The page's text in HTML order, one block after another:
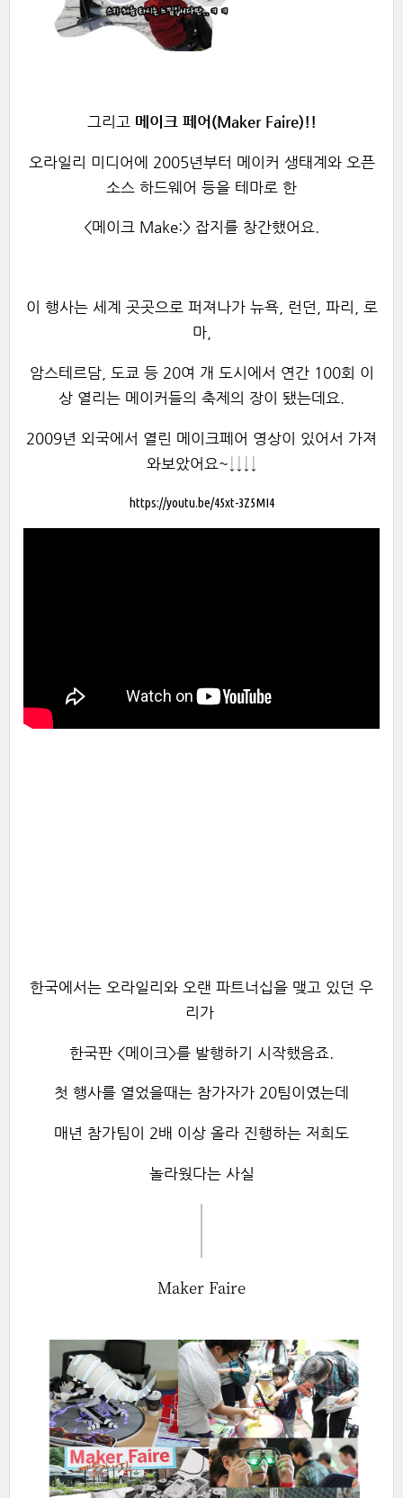
그리고 메이크 페어(Maker Faire)!!
오라일리 미디어에 2005년부터 메이커 생태계와 오픈
소스 하드웨어 등을 테마로 한
<메이크 Make:> 잡지를 창간했어요.
이 행사는 세계 곳곳으로 퍼져나가 뉴욕, 런던, 파리, 로
마,
암스테르담, 도쿄 등 20여 개 도시에서 연간 100회 이
상 열리는 메이커들의 축제의 장이 됐는데요.
2009년 외국에서 열린 메이크페어 영상이 있어서 가져
와보았어요~↓↓↓↓
https://youtu.be/45xt-3Z5MI4
한국에서는 오라일리와 오랜 파트너십을 맺고 있던 우
리가
한국판 <메이크>를 발행하기 시작했음죠.
첫 행사를 열었을때는 참가자가 20팀이였는데
매년 참가팀이 2배 이상 올라 진행하는 저희도
놀라웠다는 사실
Maker Faire